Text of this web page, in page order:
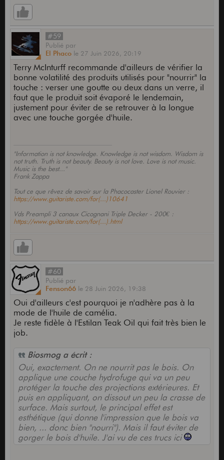
#59
Publié par
El Phaco le 27 Juin 2026, 20:19
Terry McInturff recommande d'ailleurs de vérifier la
bonne volatilité des produits utilisés pour "nourrir" la
touche : verser une goutte ou deux dans un verre, il
faut que le produit soit évaporé le lendemain,
justement pour éviter de se retrouver à la longue
avec une touche gorgée d'huile.
"Information is not knowledge. Knowledge is not wisdom. Wisdom is
not truth. Truth is not beauty. Beauty is not love. Love is not music.
Music is the best..."
Frank Zappa
Tout ce que rêvez de savoir sur la Phacocaster Lionel Rouvier :
https://www.guitariste.com/for(...)10641
Vds Preampli 3 canaux Cicognani Triple Decker - 200€ :
https://www.guitariste.com/for(...).html
#60
Publié par
Fenson66 le 28 Juin 2026, 19:38
Oui d'ailleurs c'est pourquoi je n'adhère pas à la
mode de l'huile de camélia.
Je reste fidèle à l'Estilan Teak Oil qui fait très bien le
job.
Biosmog a écrit :
Oui, exactement. On ne nourrit pas le bois. On
applique une couche hydrofuge qui va un peu
protéger la touche des projections extérieures. Et
puis en appliquant, on dissout un peu la crasse de
surface. Mais surtout, le principal effet est
esthétique (qui donne l'impression que le bois va
bien, ... donc bien "nourri"). Mais il faut éviter de
gorger le bois d'huile. J'ai vu de ces trucs ici